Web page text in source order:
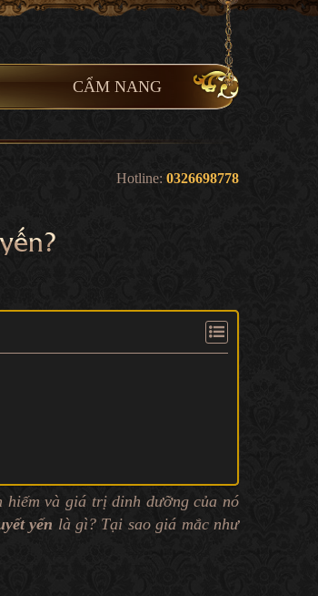
CẨM NANG
Hotline: 0326698778
hiếm và giá trị dinh dưỡng của nó
yến là gì? Tại sao giá mắc như